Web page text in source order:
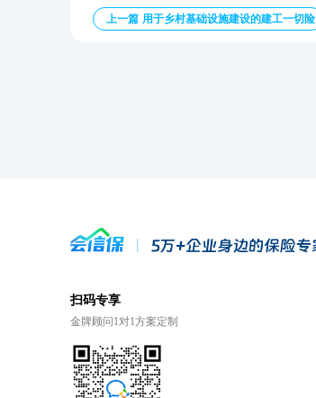
上一篇 用于乡村基础设施建设的建工一切险
扫码专享
金牌顾问1对1方案定制